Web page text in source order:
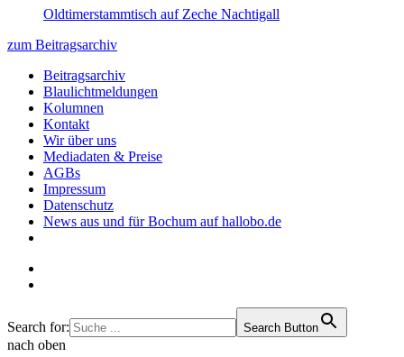
Oldtimerstammtisch auf Zeche Nachtigall
zum Beitragsarchiv
Beitragsarchiv
Blaulichtmeldungen
Kolumnen
Kontakt
Wir über uns
Mediadaten & Preise
AGBs
Impressum
Datenschutz
News aus und für Bochum auf hallobo.de
Search for: Search Button
nach oben